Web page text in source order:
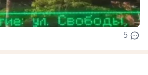
5